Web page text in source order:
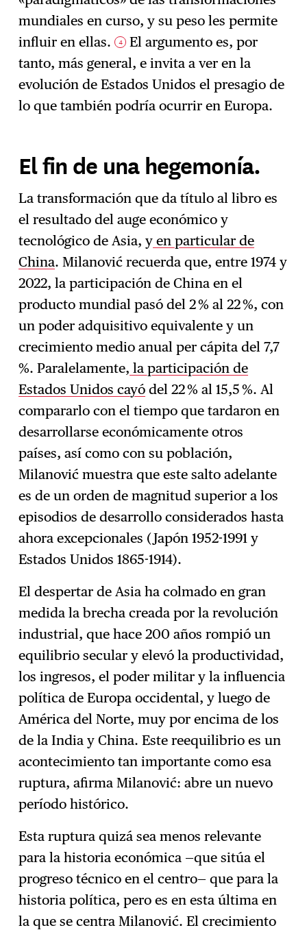
mundiales en curso, y su peso les permite
influir en ellas. 4
El argumento es, por
tanto, más general, e invita a ver en la
evolución de Estados Unidos el presagio de
lo que también podría ocurrir en Europa.
El fin de una hegemonía.
La transformación que da título al libro es
el resultado del auge económico y
tecnológico de Asia, y en particular de
China. Milanović recuerda que, entre 1974 y
2022, la participación de China en el
producto mundial pasó del 2 % al 22 %, con
un poder adquisitivo equivalente y un
crecimiento medio anual per cápita del 7,7
%. Paralelamente, la participación de
Estados Unidos cayó del 22 % al 15,5 %. Al
compararlo con el tiempo que tardaron en
desarrollarse económicamente otros
países, así como con su población,
Milanović muestra que este salto adelante
es de un orden de magnitud superior a los
episodios de desarrollo considerados hasta
ahora excepcionales (Japón 1952-1991 y
Estados Unidos 1865-1914).
El despertar de Asia ha colmado en gran
medida la brecha creada por la revolución
industrial, que hace 200 años rompió un
equilibrio secular y elevó la productividad,
los ingresos, el poder militar y la influencia
política de Europa occidental, y luego de
América del Norte, muy por encima de los
de la India y China. Este reequilibrio es un
acontecimiento tan importante como esa
ruptura, afirma Milanović: abre un nuevo
período histórico.
Esta ruptura quizá sea menos relevante
para la historia económica —que sitúa el
progreso técnico en el centro— que para la
historia política, pero es en esta última en
la que se centra Milanović. El crecimiento